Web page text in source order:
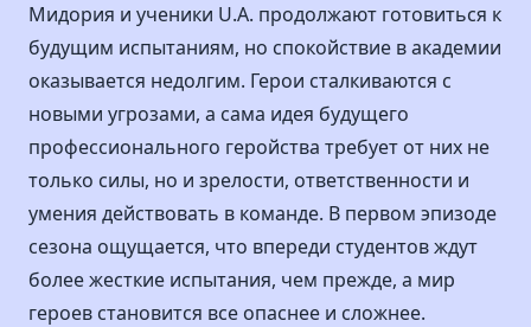
Мидория и ученики U.A. продолжают готовиться к
будущим испытаниям, но спокойствие в академии
оказывается недолгим. Герои сталкиваются с
новыми угрозами, а сама идея будущего
профессионального геройства требует от них не
только силы, но и зрелости, ответственности и
умения действовать в команде. В первом эпизоде
сезона ощущается, что впереди студентов ждут
более жесткие испытания, чем прежде, а мир
героев становится все опаснее и сложнее.